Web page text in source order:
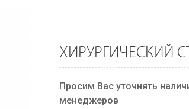
ХИРУРГИЧЕСКИЙ
Просим Вас уточнять
менеджеров